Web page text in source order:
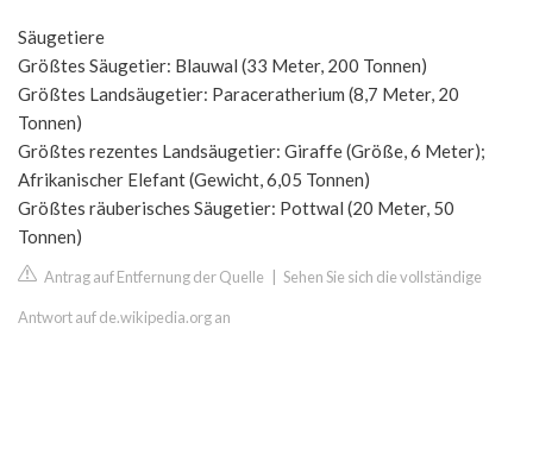
Säugetiere
Größtes Säugetier: Blauwal (33 Meter, 200 Tonnen)
Größtes Landsäugetier: Paraceratherium (8,7 Meter, 20
Tonnen)
Größtes rezentes Landsäugetier: Giraffe (Größe, 6 Meter);
Afrikanischer Elefant (Gewicht, 6,05 Tonnen)
Größtes räuberisches Säugetier: Pottwal (20 Meter, 50
Tonnen)
Antrag auf Entfernung der Quelle Sehen Sie sich die vollständige
Antwort auf de.wikipedia.org an